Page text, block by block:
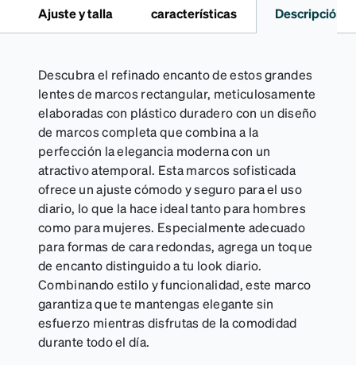
Ajuste y talla características Descripción
Descubra el refinado encanto de estos grandes
lentes de marcos rectangular, meticulosamente
elaboradas con plástico duradero con un diseño
de marcos completa que combina a la
perfección la elegancia moderna con un
atractivo atemporal. Esta marcos sofisticada
ofrece un ajuste cómodo y seguro para el uso
diario, lo que la hace ideal tanto para hombres
como para mujeres. Especialmente adecuado
para formas de cara redondas, agrega un toque
de encanto distinguido a tu look diario.
Combinando estilo y funcionalidad, este marco
garantiza que te mantengas elegante sin
esfuerzo mientras disfrutas de la comodidad
durante todo el día.